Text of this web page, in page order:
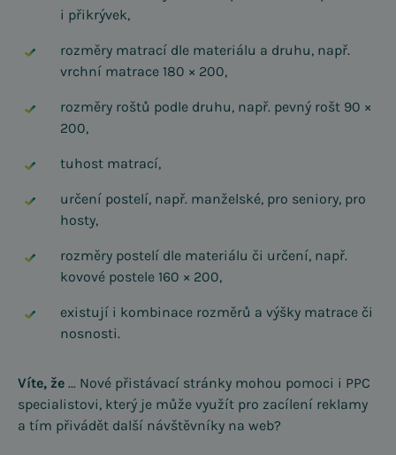
i přikrývek,
rozměry matrací dle materiálu a druhu, např.
vrchní matrace 180 × 200,
rozměry roštů podle druhu, např. pevný rošt 90 ×
200,
tuhost matrací,
určení postelí, např. manželské, pro seniory, pro
hosty,
rozměry postelí dle materiálu či určení, např.
kovové postele 160 × 200,
existují i kombinace rozměrů a výšky matrace či
nosnosti.
Víte, že … Nové přistávací stránky mohou pomoci i PPC
specialistovi, který je může využít pro zacílení reklamy
a tím přivádět další návštěvníky na web?